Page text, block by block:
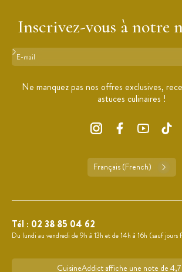
Inscrivez-vous à notre
Format : adresse@email.com
Ne manquez pas nos offres exclusives,
astuces culinaires !
Français (French)
Tél : 02 38 85 04 62
Du lundi au vendredi de 9h à 13h et de 14h à 16h (sauf jours
CuisineAddict affiche une note de